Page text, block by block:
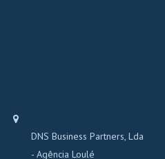
DNS Business Partners, Lda
- Agência Loulé